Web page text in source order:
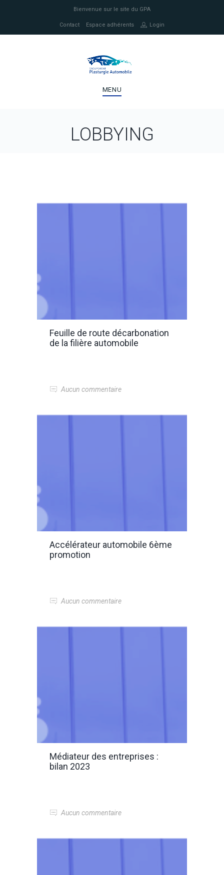
Bienvenue sur le site du GPA
Contact Espace adhérents Login
MENU
LOBBYING
Feuille de route décarbonation
de la filière automobile
Aucun commentaire
Accélérateur automobile 6ème
promotion
Aucun commentaire
Médiateur des entreprises :
bilan 2023
Aucun commentaire